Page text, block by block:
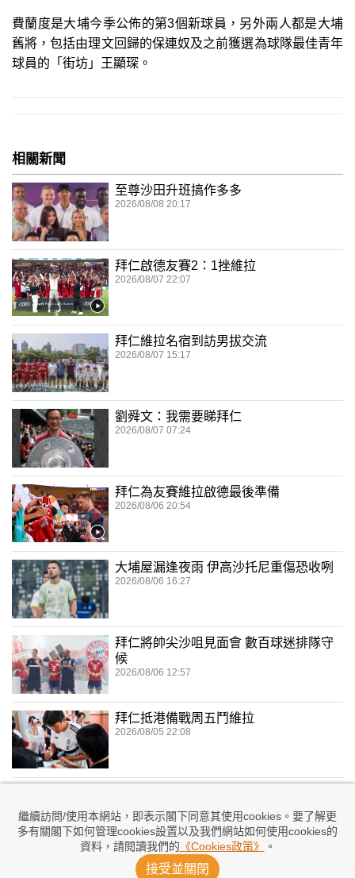
繼續訪問/使用本網站，即表示閣下同意其使用cookies。要了解更
多有關閣下如何管理cookies設置以及我們網站如何使用cookies的
資料，請閱讀我們的 《Cookies政策》 。
接受並關閉
費蘭度是大埔今季公佈的第3個新球員，另外兩人都是大埔
舊將，包括由理文回歸的保連奴及之前獲選為球隊最佳青年
球員的「街坊」王顯琛。
相關新聞
至尊沙田升班搞作多多
2026/08/08 20:17
拜仁啟德友賽2：1挫維拉
2026/08/07 22:07
拜仁維拉名宿到訪男拔交流
2026/08/07 15:17
劉舜文：我需要睇拜仁
2026/08/07 07:24
拜仁為友賽維拉啟德最後準備
2026/08/06 20:54
大埔屋漏逢夜雨 伊高沙托尼重傷恐收咧
2026/08/06 16:27
拜仁將帥尖沙咀見面會 數百球迷排隊守
候
2026/08/06 12:57
拜仁抵港備戰周五鬥維拉
2026/08/05 22:08
祖記特別版球衣鬥「車」